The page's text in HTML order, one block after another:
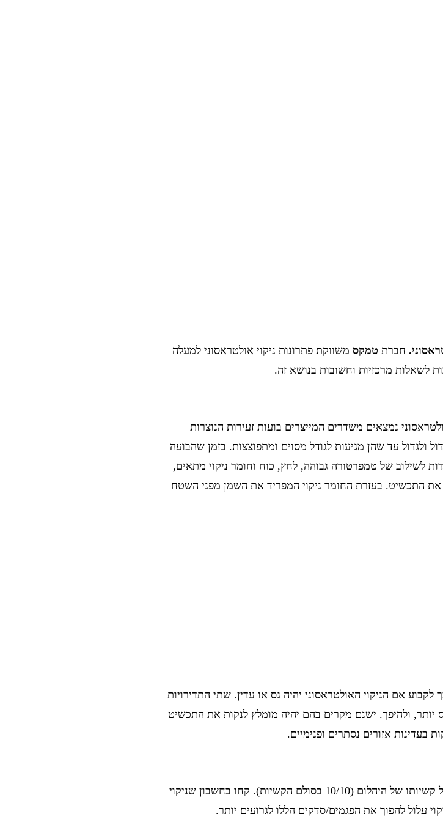
חברת טמקס משווקת פתרונות ניקוי אולטראסוני למעלה
לשאלות מרכזיות וחשובות בנושא זה.
נמצאים משדרים המייצרים בועות זעירות הנוצרות
ולגדול עד שהן מגיעות לגודל מסוים ומתפוצצות. בזמן שהבועה
לשילוב של טמפרטורה גבוהה, לחץ, כוח וחומר ניקוי מתאים,
את התכשיט. בעזרת החומר ניקוי המפריד את השמן מפני השטח
אם הניקוי האולטראסוני יהיה גס או עדין. שתי התדירויות
יהיה גס יותר, ולהיפך. ישנם מקרים בהם יהיה מומלץ לנקות את התכשיט
בעדינות אזורים נסתרים ופנימיים.
אם אתם רוצים לנקות יהלום באמבט אולטראסוני לרוב לא תהיה בעיה ואין שום חשש בגלל קשיותו של היהלום (10/10 בסולם הקשיות). קחו בחשבון שניקוי
עלול להפוך את הפגמים/סדקים הללו לגרועים יותר.